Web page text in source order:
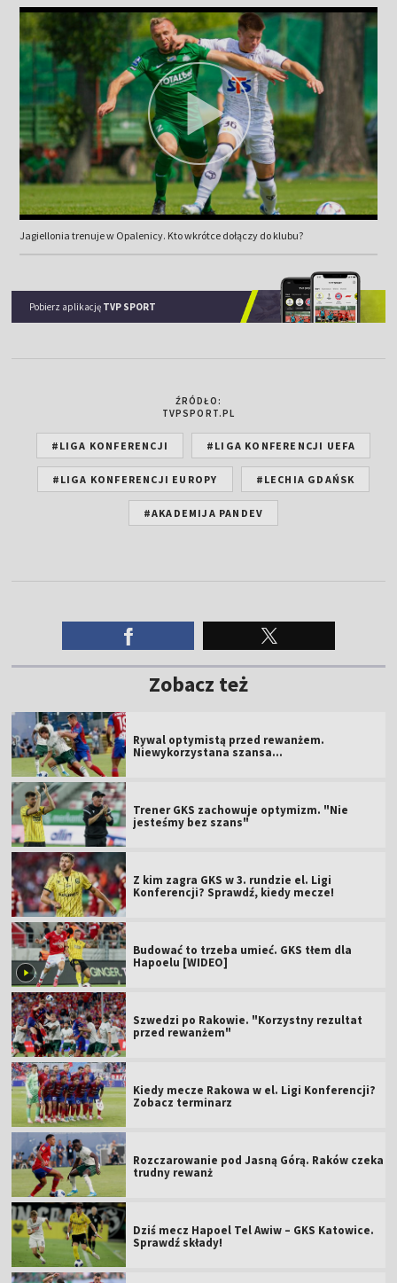
Jagiellonia trenuje w Opalenicy. Kto wkrótce dołączy do klubu?
Pobierz aplikację TVP SPORT
ŹRÓDŁO:
TVPSPORT.PL
#LIGA KONFERENCJI #LIGA KONFERENCJI UEFA
#LIGA KONFERENCJI EUROPY #LECHIA GDAŃSK
#AKADEMIJA PANDEV
Zobacz też
Rywal optymistą przed rewanżem.
Niewykorzystana szansa...
Trener GKS zachowuje optymizm. "Nie
jesteśmy bez szans"
Z kim zagra GKS w 3. rundzie el. Ligi
Konferencji? Sprawdź, kiedy mecze!
Budować to trzeba umieć. GKS tłem dla
Hapoelu [WIDEO]
Szwedzi po Rakowie. "Korzystny rezultat
przed rewanżem"
Kiedy mecze Rakowa w el. Ligi Konferencji?
Zobacz terminarz
Rozczarowanie pod Jasną Górą. Raków czeka
trudny rewanż
Dziś mecz Hapoel Tel Awiw – GKS Katowice.
Sprawdź składy!